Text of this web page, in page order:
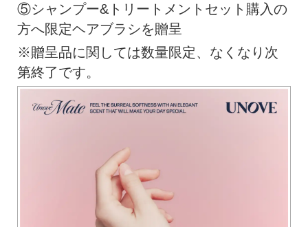
⑤シャンプー&トリートメントセット購入の
方へ限定ヘアブラシを贈呈
※贈呈品に関しては数量限定、なくなり次
第終了です。